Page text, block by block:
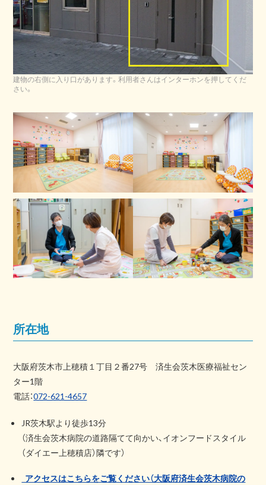
建物の右側に入り口があります。利用者さんはインターホンを押してくだ
さい。
所在地
大阪府茨木市上穂積１丁目２番27号 済生会茨木医療福祉セン
ター1階
電話：072-621-4657
JR茨木駅より徒歩13分
（済生会茨木病院の道路隔てて向かい、イオンフードスタイル
（ダイエー上穂積店）隣です）
アクセスはこちらをご覧ください（大阪府済生会茨木病院の